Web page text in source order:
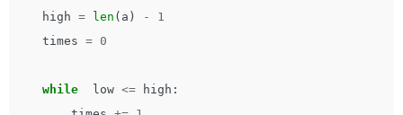
high = len ( a ) -
1
times = 0
while low <= high :